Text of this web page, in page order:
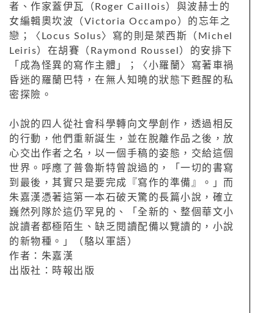
者、作家蓋伊瓦（Roger Caillois）與波赫士的
女編輯奧坎波（Victoria Occampo）的忘年之
戀；〈Locus Solus〉寫的則是萊西斯（Michel
Leiris）在胡賽（Raymond Roussel）的安排下
「成為怪異的寫作主體」；〈小羅蘭〉寫著車禍
昏迷的羅蘭巴特，在無人知曉的狀態下甦醒的私
密探險。
小說的四人從社會科學轉向文學創作，透過相反
的行動，他們重新誕生，並在脫離作品之後，放
心交出作者之名，以一個手稿的姿態，交給這個
世界。呼應了普魯斯特曾說過的，「一切的書寫
到最後，其實只是要完成『寫作的準備』。」而
朱嘉漢憑著這第一本石破天驚的長篇小說，確立
巍然列隊於這仍罕見的、「全新的、整個華文小
說讀者都極陌生、缺乏閱讀配備以覽讀的，小說
的新物種。」（駱以軍語）
作者：朱嘉漢
出版社：時報出版